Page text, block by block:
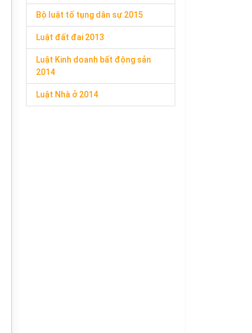
Bộ luật tố tụng dân sự 2015
Luật đất đai 2013
Luật Kinh doanh bất động sản
2014
Luật Nhà ở 2014